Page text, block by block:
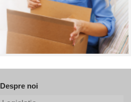
Despre noi